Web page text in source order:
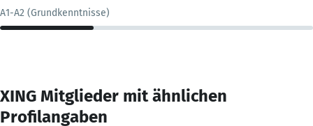
A1-A2 (Grundkenntnisse)
XING Mitglieder mit ähnlichen
Profilangaben